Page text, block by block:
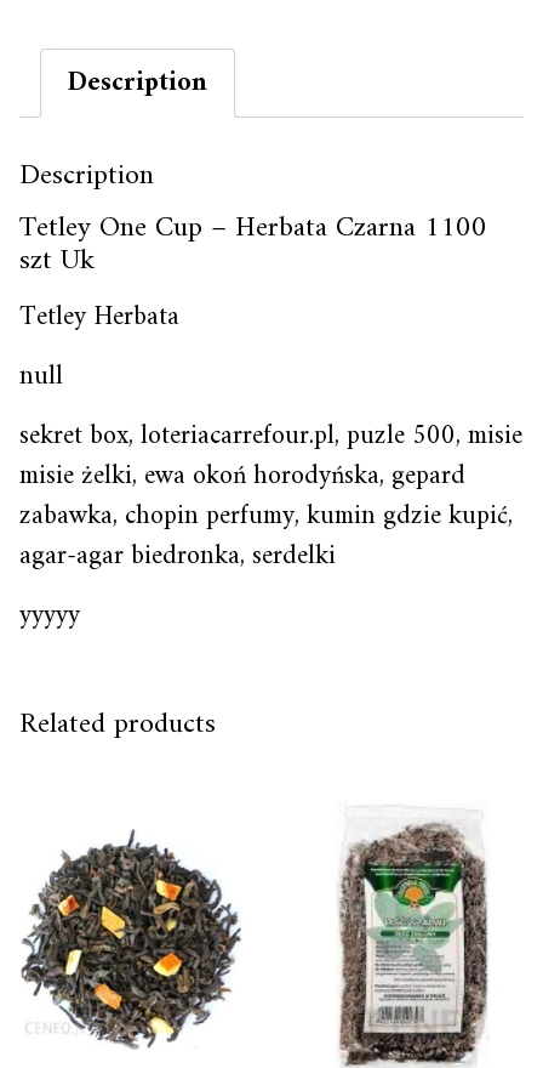
Description
Description
Tetley One Cup – Herbata Czarna 1100
szt Uk
Tetley Herbata
null
sekret box, loteriacarrefour.pl, puzle 500, misie
misie żelki, ewa okoń horodyńska, gepard
zabawka, chopin perfumy, kumin gdzie kupić,
agar-agar biedronka, serdelki
yyyyy
Related products